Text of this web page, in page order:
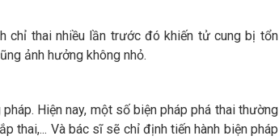
chỉ thai nhiều lần trước đó khiến tử cung bị tổn
ảnh hưởng không nhỏ.
Hiện nay, một số biện pháp phá thai thường
thai,... Và bác sĩ sẽ chỉ định tiến hành biện pháp